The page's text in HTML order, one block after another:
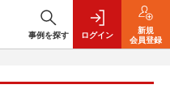
事例を探す ログイン
新規
会員登録